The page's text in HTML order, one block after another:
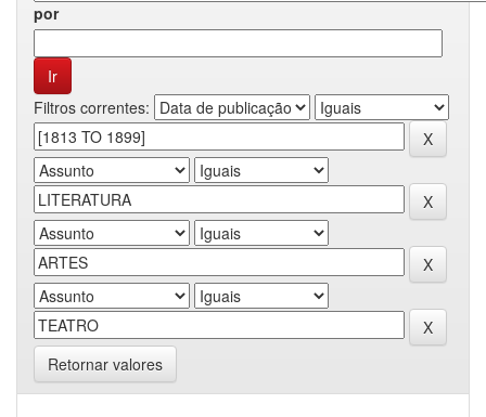
por
Filtros correntes:
Retornar valores